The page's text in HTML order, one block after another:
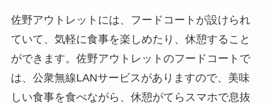
佐野アウトレットには、フードコートが設けられ
ていて、気軽に食事を楽しめたり、休憩すること
ができます。佐野アウトレットのフードコートで
は、公衆無線LANサービスがありますので、美味
しい食事を食べながら、休憩がてらスマホで息抜